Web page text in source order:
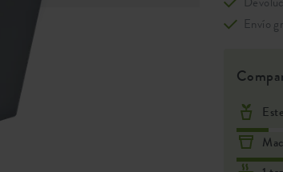
Envío